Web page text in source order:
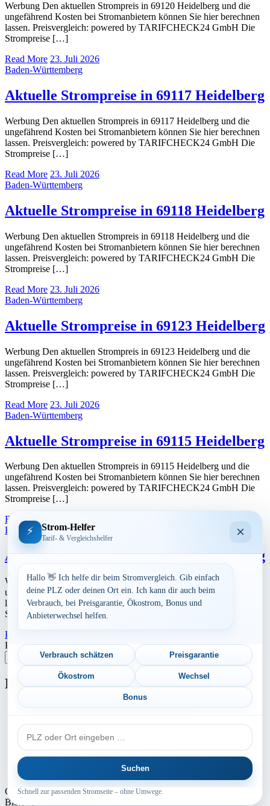
Werbung Den aktuellen Strompreis in 69120 Heidelberg und die
ungefährend Kosten bei Stromanbietern können Sie hier berechnen
lassen. Preisvergleich: powered by TARIFCHECK24 GmbH Die
Strompreise […]
Read More 23. Juli 2026
Baden-Württemberg
Aktuelle Strompreise in 69117 Heidelberg
Werbung Den aktuellen Strompreis in 69117 Heidelberg und die
ungefährend Kosten bei Stromanbietern können Sie hier berechnen
lassen. Preisvergleich: powered by TARIFCHECK24 GmbH Die
Strompreise […]
Read More 23. Juli 2026
Baden-Württemberg
Aktuelle Strompreise in 69118 Heidelberg
Werbung Den aktuellen Strompreis in 69118 Heidelberg und die
ungefährend Kosten bei Stromanbietern können Sie hier berechnen
lassen. Preisvergleich: powered by TARIFCHECK24 GmbH Die
Strompreise […]
Read More 23. Juli 2026
Baden-Württemberg
Aktuelle Strompreise in 69123 Heidelberg
Werbung Den aktuellen Strompreis in 69123 Heidelberg und die
ungefährend Kosten bei Stromanbietern können Sie hier berechnen
lassen. Preisvergleich: powered by TARIFCHECK24 GmbH Die
Strompreise […]
Read More 23. Juli 2026
Baden-Württemberg
Aktuelle Strompreise in 69115 Heidelberg
Werbung Den aktuellen Strompreis in 69115 Heidelberg und die
ungefährend Kosten bei Stromanbietern können Sie hier berechnen
lassen. Preisvergleich: powered by TARIFCHECK24 GmbH Die
Strompreise […]
Read More
Baden-Württemberg
Aktuelle Strompreise in 69121 Heidelberg
Werbung Den aktuellen Strompreis in 69121 Heidelberg und die
ungefährend Kosten bei Stromanbietern können Sie hier berechnen
lassen. Preisvergleich: powered by TARIFCHECK24 GmbH Die
Strompreise […]
Read More
Postleitzahl eingeben
Suchen
Neu berechnet
Aktuelle Strompreise in 66538 Neunkirchen
Aktuelle Strompreise in 93176 Beratzhausen
Aktuelle Strompreise in 84082 Laberweinting
Copyright © 2024 - 2026 INTERMEDIA GROUP - Theme Marsh
Blog by
⚡ Strom-Helfer
Tarif- & Vergleichshelfer ×
Hallo 👋 Ich helfe dir beim Stromvergleich. Gib einfach
deine PLZ oder deinen Ort ein. Ich kann dir auch beim
Verbrauch, bei Preisgarantie, Ökostrom, Bonus und
Anbieterwechsel helfen.
Verbrauch schätzen Preisgarantie
Ökostrom Wechsel
Bonus
PLZ
oder
Ort
Suchen
Schnell zur passenden Stromseite – ohne Umwege.